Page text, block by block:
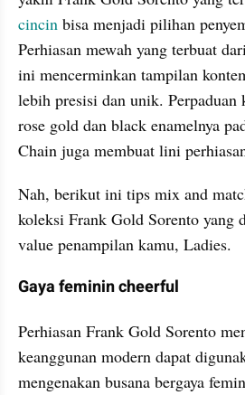
cincin bisa menjadi pilihan
Perhiasan mewah yang terbuat
ini mencerminkan tampilan
lebih presisi dan unik. Perpaduan
rose gold dan black enamelnya
Chain juga membuat lini
Nah, berikut ini tips mix and
koleksi Frank Gold Sorento yang
value penampilan kamu, Ladies.
Gaya feminin cheerful
Perhiasan Frank Gold Sorento
keanggunan modern dapat
mengenakan busana bergaya